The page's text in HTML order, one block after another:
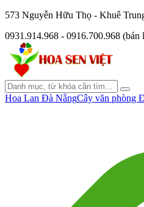
573 Nguyễn Hữu Thọ - Khuê
0931.914.968 - 0916.700.968
Hoa Lan Đà NẵngCây văn phòng